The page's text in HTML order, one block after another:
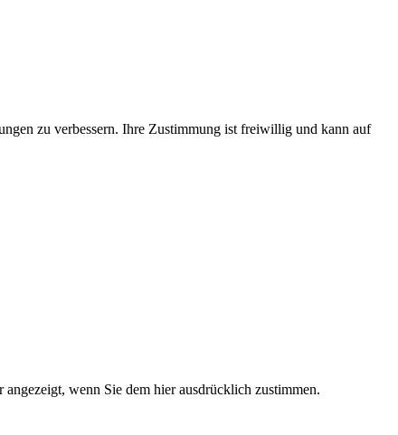
zu verbessern. Ihre Zustimmung ist freiwillig und kann auf
wenn Sie dem hier ausdrücklich zustimmen.